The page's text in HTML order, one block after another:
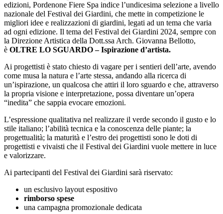
edizioni, Pordenone Fiere Spa indice l’undicesima selezione a livello
nazionale del Festival dei Giardini, che mette in competizione le
migliori idee e realizzazioni di giardini, legati ad un tema che varia
ad ogni edizione. Il tema del Festival dei Giardini 2024, sempre con
la Direzione Artistica della Dott.ssa Arch. Giovanna Bellotto,
è OLTRE LO SGUARDO – Ispirazione d’artista.
Ai progettisti è stato chiesto di vagare per i sentieri dell’arte, avendo
come musa la natura e l’arte stessa, andando alla ricerca di
un’ispirazione, un qualcosa che attiri il loro sguardo e che, attraverso
la propria visione e interpretazione, possa diventare un’opera
“inedita” che sappia evocare emozioni.
L’espressione qualitativa nel realizzare il verde secondo il gusto e lo
stile italiano; l’abilità tecnica e la conoscenza delle piante; la
progettualità; la maturità e l’estro dei progettisti sono le doti di
progettisti e vivaisti che il Festival dei Giardini vuole mettere in luce
e valorizzare.
Ai partecipanti del Festival dei Giardini sarà riservato:
un esclusivo layout espositivo
rimborso spese
una campagna promozionale dedicata